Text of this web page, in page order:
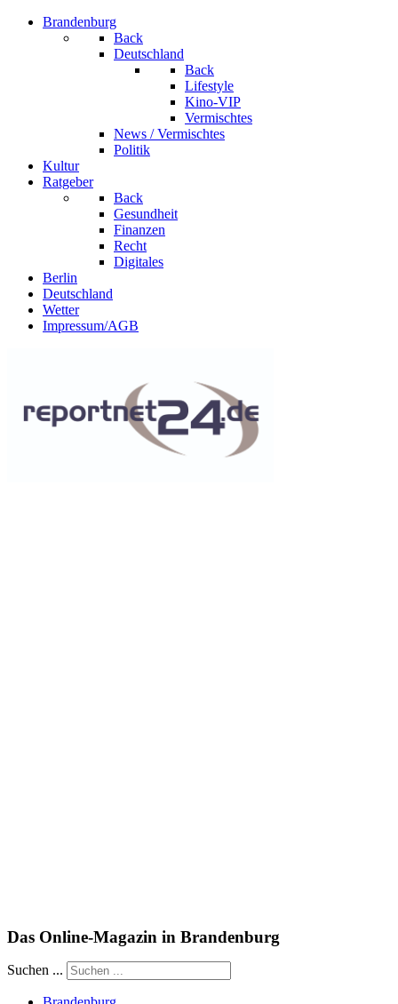
Brandenburg
Back
Deutschland
Back
Lifestyle
Kino-VIP
Vermischtes
News / Vermischtes
Politik
Kultur
Ratgeber
Back
Gesundheit
Finanzen
Recht
Digitales
Berlin
Deutschland
Wetter
Impressum/AGB
Das Online-Magazin in Brandenburg
Suchen ...